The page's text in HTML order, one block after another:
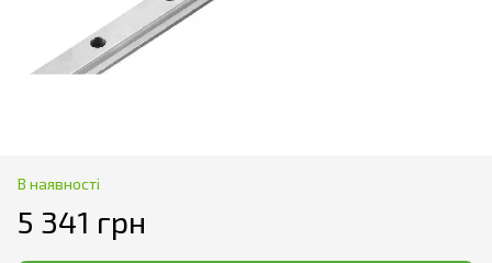
В наявності
5 341 грн